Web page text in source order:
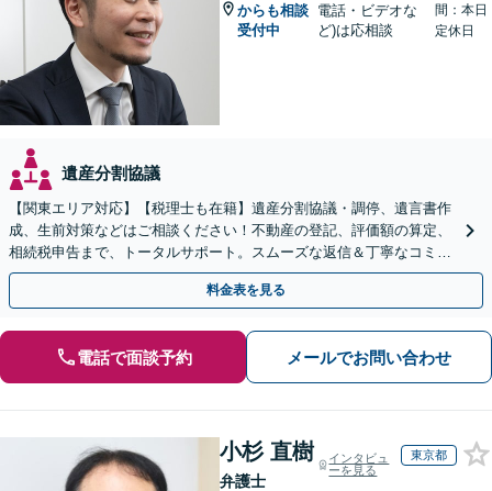
からも相談
受付中
電話・ビデオな
ど)は応相談
間：本日
定休日
遺産分割協議
【関東エリア対応】【税理士も在籍】遺産分割協議・調停、遺言書作
成、生前対策などはご相談ください！不動産の登記、評価額の算定、
相続税申告まで、トータルサポート。スムーズな返信＆丁寧なコミュ
ニケーション◎お気軽にご相談ください。
料金表を見る
電話で面談予約 メールでお問い合わせ
小杉 直樹
弁護士
インタビュ
ーを見る
東京都